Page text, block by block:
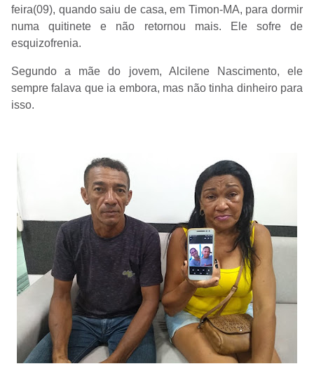
feira(09), quando saiu de casa, em Timon-MA, para dormir
numa quitinete e não retornou mais. Ele sofre de
esquizofrenia.
Segundo a mãe do jovem, Alcilene Nascimento, ele
sempre falava que ia embora, mas não tinha dinheiro para
isso.